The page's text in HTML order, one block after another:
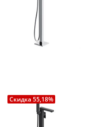
Скидка 55,18%